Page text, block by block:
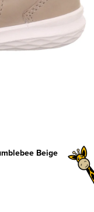
Beige